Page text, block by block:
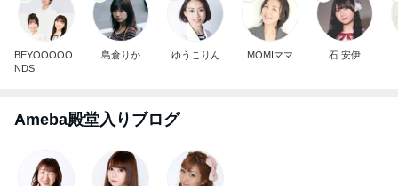
BEYOOOOO
NDS
島倉りか ゆうこりん MOMIママ 石 安伊
Ameba殿堂入りブログ